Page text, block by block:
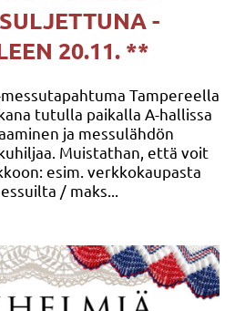
-
20.11. **
Tampereella
tutulla paikalla A-hallissa
ja messulähdön
Muistathan, että voit
esim. verkkokaupasta
/ maks...